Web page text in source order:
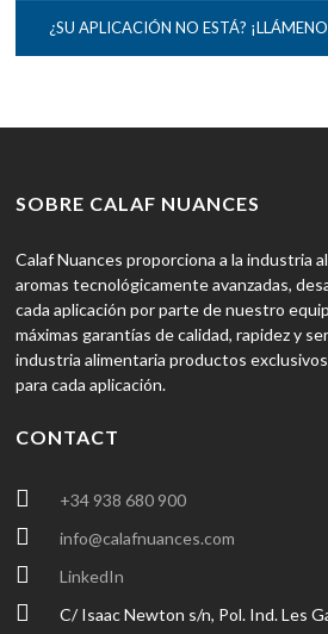
¿SU APLICACIÓN NO ESTÁ?
SOBRE CALAF NUANCES
Calaf Nuances proporciona a la industria
aromas tecnológicamente avanzadas,
cada aplicación por parte de nuestro
máximas garantías de calidad, rapidez y
industria alimentaria productos
para cada aplicación.
CONTACT
+34 938 680 900
info@calafnuances.com
LinkedIn
C/ Isaac Newton s/n, Pol. Ind. Les